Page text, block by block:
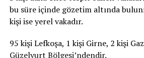
bu süre içinde gözetim altında
kişi ise yerel vakadır.
95 kişi Lefkoşa, 1 kişi Girne, 2 kişi
Güzelyurt Bölgesi’ndendir.